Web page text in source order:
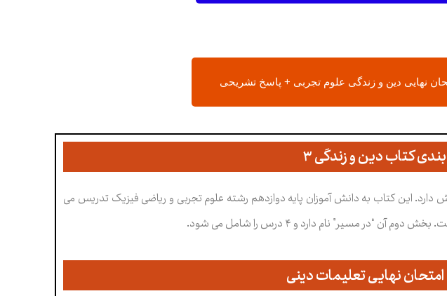
نهایی دین و زندگی علوم تجربی + پاسخ تشریحی
کتاب دین و زندگی ۳
این کتاب به دانش آموزان پایه دوازدهم رشته علوم تجربی و ریاضی فیزیک تدریس می
امتحان نهایی تعلیمات دینی